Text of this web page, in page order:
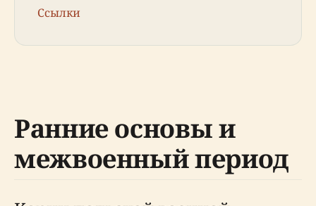
Ссылки
Ранние основы и
межвоенный период